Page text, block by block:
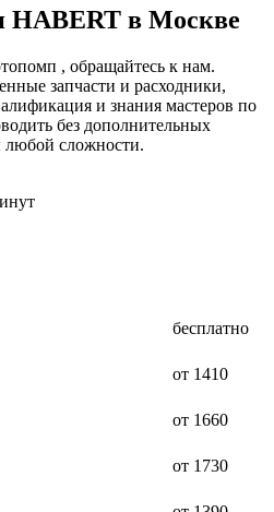
HABERT в Москве
, обращайтесь к нам.
запчасти и расходники,
и знания мастеров по
без дополнительных
любой сложности.
бесплатно
от 1410
от 1660
от 1730